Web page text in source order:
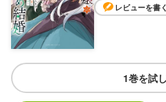
レビューを書く
1巻を試